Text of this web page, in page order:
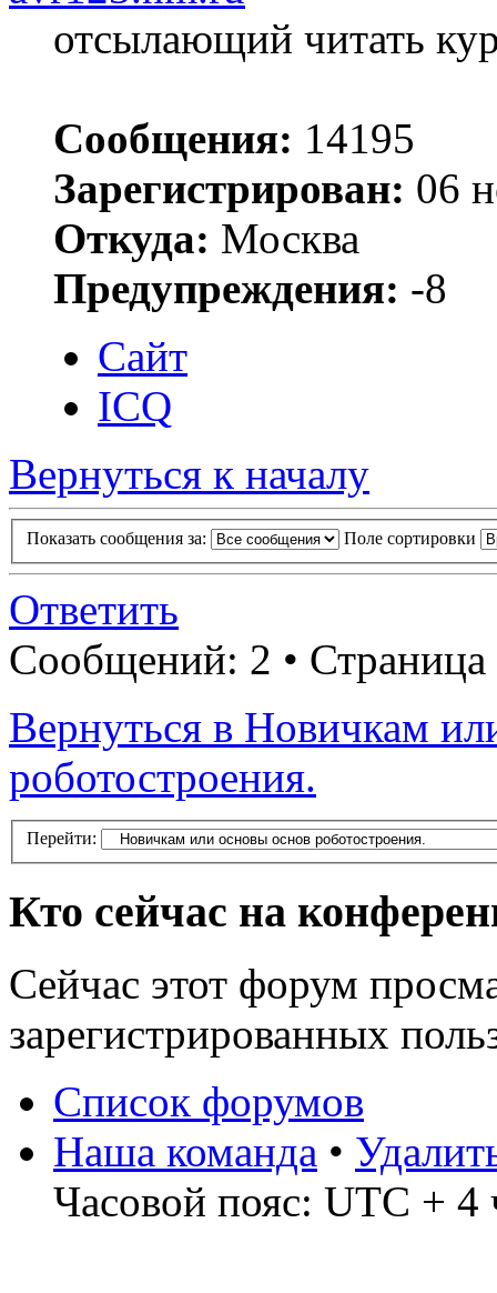
отсылающий читать
Сообщения: 14195
Зарегистрирован: 06
Откуда: Москва
Предупреждения: -8
Сайт
ICQ
Вернуться к началу
Показать сообщения за: Поле сортировки
Ответить
Сообщений: 2 • Страница
Вернуться в Новичкам
роботостроения.
Перейти:
Кто сейчас на
Сейчас этот форум
зарегистрированных
Список форумов
Наша команда •
Часовой пояс: UTC + 4